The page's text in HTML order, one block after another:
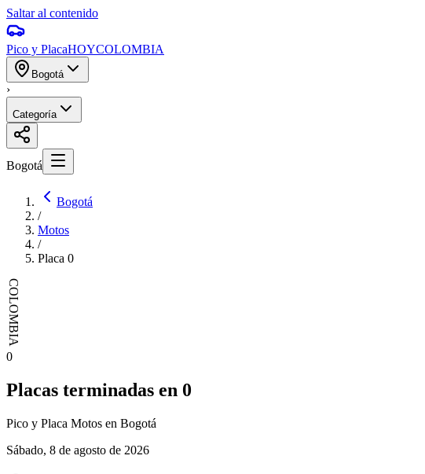
Saltar al contenido
Pico y PlacaHOYCOLOMBIA
Bogotá
›
Categoría
Bogotá
Bogotá
/
Motos
/
Placa 0
COLOMBIA
0
Placas terminadas en 0
Pico y Placa Motos en Bogotá
Sábado, 8 de agosto de 2026